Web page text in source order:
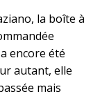
la boîte à
encore été
autant, elle
mais